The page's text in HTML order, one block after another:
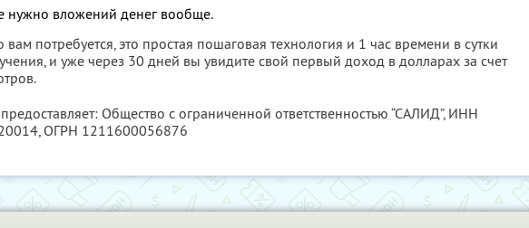
нужно вложений денег вообще.
вам потребуется, это простая пошаговая технология и 1 час времени в сутки
и уже через 30 дней вы увидите свой первый доход в долларах за счет
Общество с ограниченной ответственностью “САЛИД”, ИНН
, ОГРН 1211600056876